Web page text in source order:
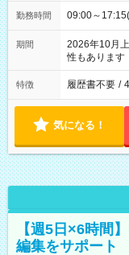
勤務時間 09:00～
期間
2026年10月
性もありま
特徴 履歴書不要 /
気になる！
【週5日×6時間
編集をサポート